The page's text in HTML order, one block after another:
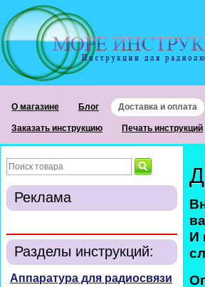
О магазине Блог Доставка и оплата
Заказать инструкцию Печать инструкций
Реклама
Разделы инструкций:
Аппаратура для радиосвязи
И